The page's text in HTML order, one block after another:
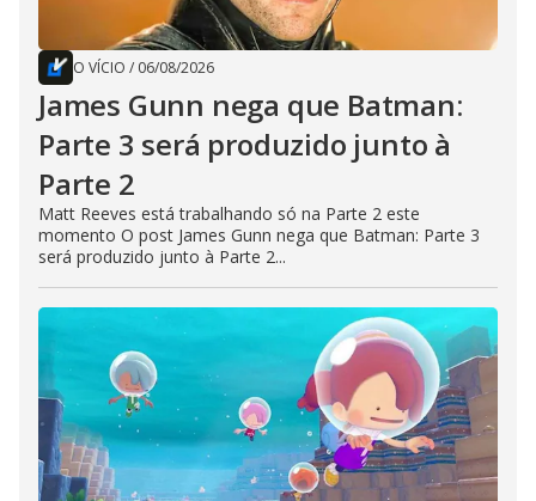
O VÍCIO / 06/08/2026
James Gunn nega que Batman:
Parte 3 será produzido junto à
Parte 2
Matt Reeves está trabalhando só na Parte 2 este
momento O post James Gunn nega que Batman: Parte 3
será produzido junto à Parte 2...